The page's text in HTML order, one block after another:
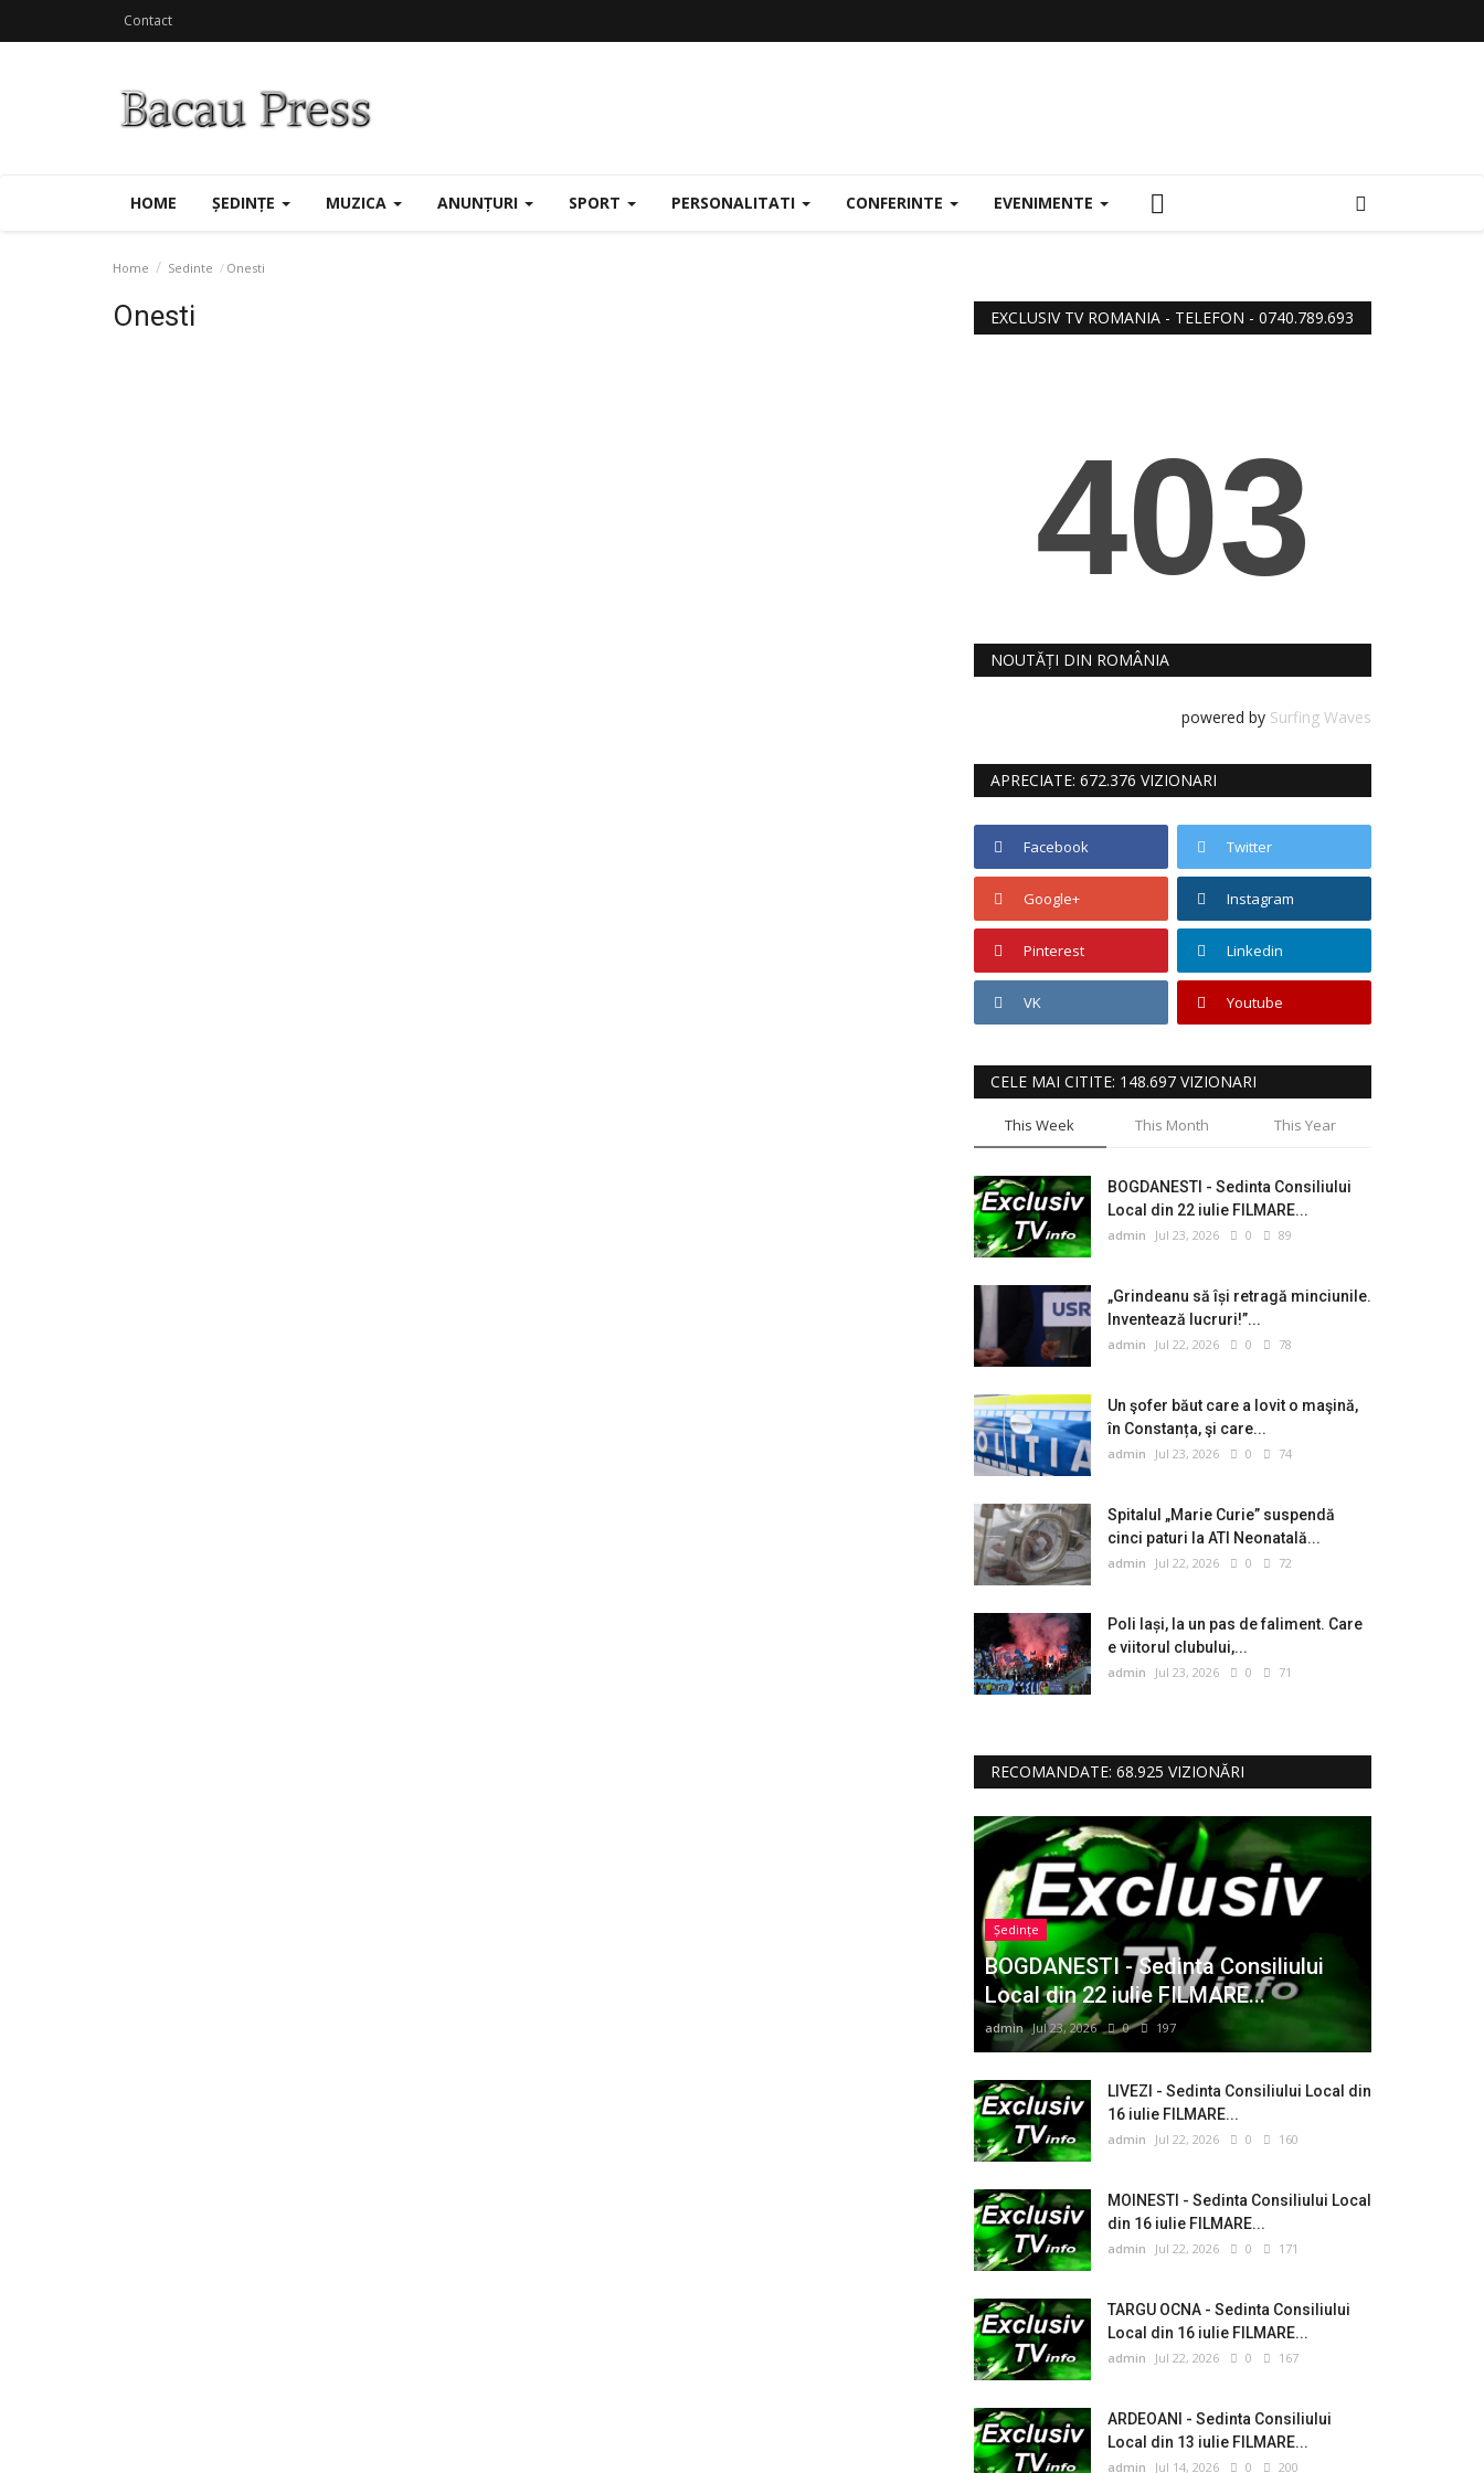
Contact
HOME ȘEDINȚE MUZICA ANUNȚURI SPORT PERSONALITATI CONFERINTE EVENIMENTE
Home Sedinte Onesti
Onesti EXCLUSIV TV ROMANIA - TELEFON - 0740.789.693
NOUTĂȚI DIN ROMÂNIA
powered by Surfing Waves
APRECIATE: 672.376 VIZIONARI
Facebook Twitter
Google+ Instagram
Pinterest Linkedin
VK Youtube
CELE MAI CITITE: 148.697 VIZIONARI
This Week This Month This Year
BOGDANESTI - Sedinta Consiliului
Local din 22 iulie FILMARE...
admin Jul 23, 2026 0 89
„Grindeanu să își retragă minciunile.
Inventează lucruri!”...
admin Jul 22, 2026 0 78
Un şofer băut care a lovit o maşină,
în Constanța, şi care...
admin Jul 23, 2026 0 74
Spitalul „Marie Curie” suspendă
cinci paturi la ATI Neonatală...
admin Jul 22, 2026 0 72
Poli Iași, la un pas de faliment. Care
e viitorul clubului,...
admin Jul 23, 2026 0 71
RECOMANDATE: 68.925 VIZIONĂRI
Ședințe
BOGDANESTI - Sedinta Consiliului
Local din 22 iulie FILMARE...
admin Jul 23, 2026 0 197
LIVEZI - Sedinta Consiliului Local din
16 iulie FILMARE...
admin Jul 22, 2026 0 160
MOINESTI - Sedinta Consiliului Local
din 16 iulie FILMARE...
admin Jul 22, 2026 0 171
TARGU OCNA - Sedinta Consiliului
Local din 16 iulie FILMARE...
admin Jul 22, 2026 0 167
ARDEOANI - Sedinta Consiliului
Local din 13 iulie FILMARE...
admin Jul 14, 2026 0 200